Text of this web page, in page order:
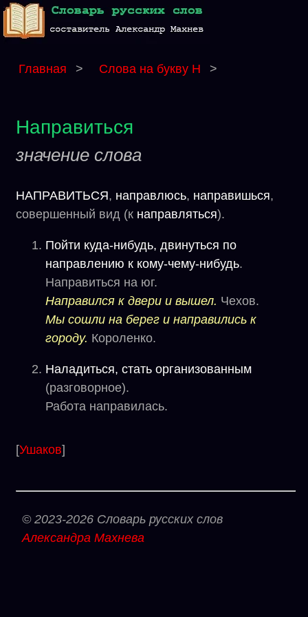
Главная > Слова на букву Н >
Направиться
значение слова
НАПРАВИТЬСЯ, направлюсь, направишься,
совершенный вид (к направляться).
Пойти куда-нибудь, двинуться по
направлению к кому-чему-нибудь.
Направиться на юг.
Направился к двери и вышел. Чехов.
Мы сошли на берег и направились к
городу. Короленко.
Наладиться, стать организованным
(разговорное).
Работа направилась.
[Ушаков]
© 2023-2026 Словарь русских слов
Александра Махнева